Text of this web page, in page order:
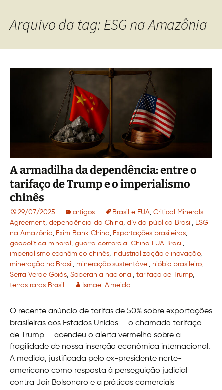
Arquivo da tag: ESG na Amazônia
A armadilha da dependência: entre o
tarifaço de Trump e o imperialismo
chinês
29/07/2025 artigos Brasil e EUA, Critical Minerals
Agreement, dependência da China, dívida pública Brasil , ESG
na Amazônia, Exim Bank China, Exportações brasileiras,
geopolítica mineral , guerra comercial China EUA Brasil ,
imperialismo econômico chinês, industrialização e inovação,
mineração no Brasil , mineração sustentável , nióbio brasileiro,
Serra Verde Goiás, Soberania nacional , tarifaço de Trump,
terras raras Brasil
Ismael Almeida
O recente anúncio de tarifas de 50% sobre exportações
brasileiras aos Estados Unidos — o chamado tarifaço
de Trump — acendeu o alerta vermelho sobre a
fragilidade de nossa inserção econômica internacional.
A medida, justificada pelo ex-presidente norte-
americano como resposta à perseguição judicial
contra Jair Bolsonaro e a práticas comerciais